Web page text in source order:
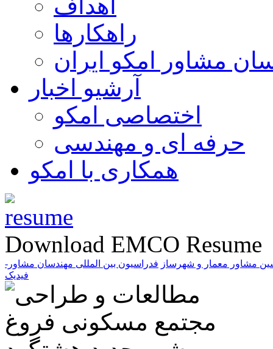
اهداف
راهکارها
مشاور امکو ایران
آرشیو اخبار
اختصاصی امکو
حرفه ای و مهندسی
همکاری با امکو
Download EMCO Resume
مشاور معمار و شهرساز فدراسیون بین المللی مهندسان مشاور-
فیدیک